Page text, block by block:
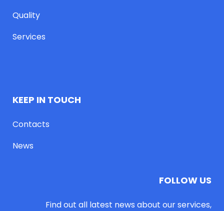
Quality
Services
KEEP IN TOUCH
Contacts
News
FOLLOW US
Find out all latest news about our services,